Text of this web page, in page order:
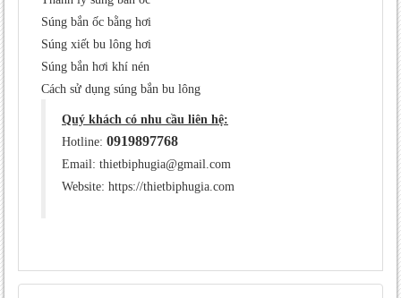
Súng bắn ốc bằng hơi
Súng xiết bu lông hơi
Súng bắn hơi khí nén
Cách sử dụng súng bắn bu lông
Quý khách có nhu cầu liên hệ:
Hotline: 0919897768
Email: thietbiphugia@gmail.com
Website: https://thietbiphugia.com